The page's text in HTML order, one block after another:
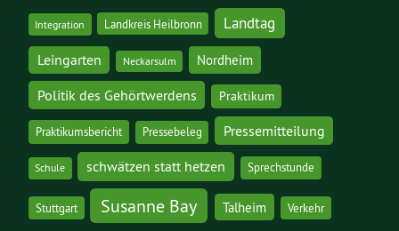
Integration Landkreis Heilbronn Landtag
Leingarten Neckarsulm Nordheim
Politik des Gehörtwerdens Praktikum
Praktikumsbericht Pressebeleg Pressemitteilung
Schule schwätzen statt hetzen Sprechstunde
Stuttgart Susanne Bay Talheim Verkehr